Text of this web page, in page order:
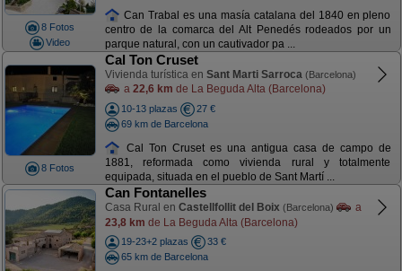
8 Fotos
Video
Can Trabal es una masía catalana del 1840 en pleno
centro de la comarca del Alt Penedés rodeados por un
parque natural, con un cautivador pa ...
8 Fotos
Cal Ton Cruset
Vivienda turística en Sant Marti Sarroca (Barcelona)
a 22,6 km de La Beguda Alta (Barcelona)
10-13 plazas
27 €
69 km de Barcelona
Cal Ton Cruset es una antigua casa de campo de
1881, reformada como vivienda rural y totalmente
equipada, situada en el pueblo de Sant Martí ...
Can Fontanelles
Casa Rural en Castellfollit del Boix (Barcelona)
a
23,8 km de La Beguda Alta (Barcelona)
19-23+2 plazas
33 €
65 km de Barcelona